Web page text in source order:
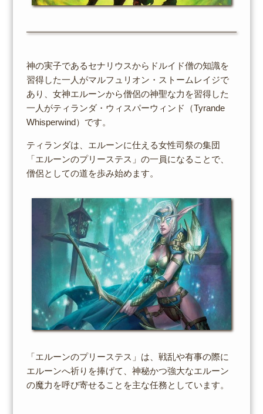
神の実子であるセナリウスからドルイド僧の知識を
習得した一人がマルフュリオン・ストームレイジで
あり、女神エルーンから僧侶の神聖な力を習得した
一人がティランダ・ウィスパーウィンド（Tyrande
Whisperwind）です。
ティランダは、エルーンに仕える女性司祭の集団
「エルーンのプリーステス」の一員になることで、
僧侶としての道を歩み始めます。
「エルーンのプリーステス」は、戦乱や有事の際に
エルーンへ祈りを捧げて、神秘かつ強大なエルーン
の魔力を呼び寄せることを主な任務としています。